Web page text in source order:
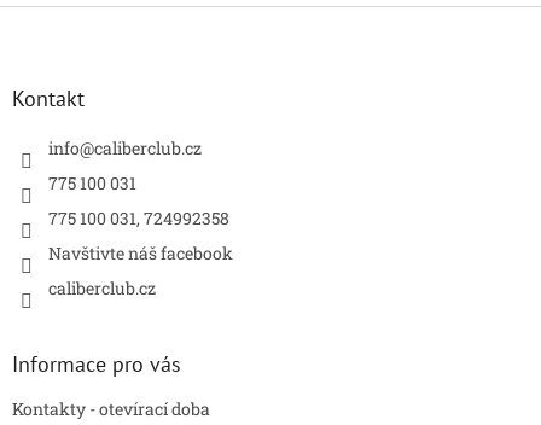
Z
Kontakt
info@caliberclub.cz
775 100 031
775 100 031, 724992358
Navštivte náš facebook
caliberclub.cz
Informace pro vás
Kontakty - otevírací doba